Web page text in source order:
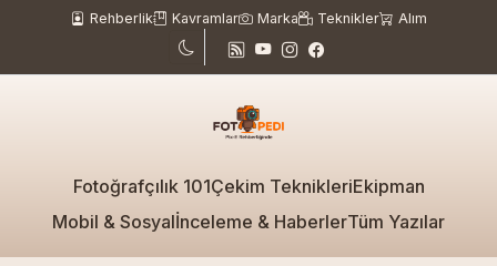
Rehberlik Kavramlar Marka Teknikler Alım
Fotoğrafçılık 101Çekim TeknikleriEkipman
Mobil & Sosyalİnceleme & HaberlerTüm Yazılar